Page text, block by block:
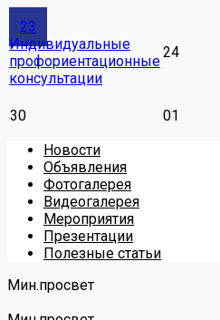
23
Индивидуальные
профориентационные
консультации
24
30
01
Новости
Объявления
Фотогалерея
Видеогалерея
Мероприятия
Презентации
Полезные статьи
Мин.просвет